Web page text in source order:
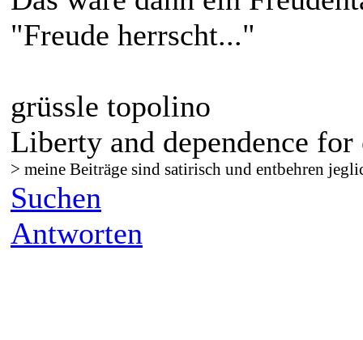
"Freude herrscht..."
grüssle topolino
Liberty and dependence for
> meine Beiträge sind satirisch und entbehren
Suchen
Antworten